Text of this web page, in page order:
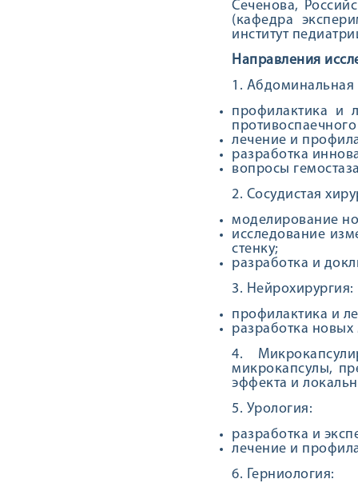
Сеченова,
(кафедра
институт
Направления
1. Абдоминальная
профилактика и
лечение и
разработка
вопросы
2. Сосудистая
моделирование
исследование
стенку;
разработка и
3. Нейрохирургия:
профилактика и
разработка
4.
микрокапсулы,
эффекта и
5. Урология:
разработка и
лечение и
6. Герниология: